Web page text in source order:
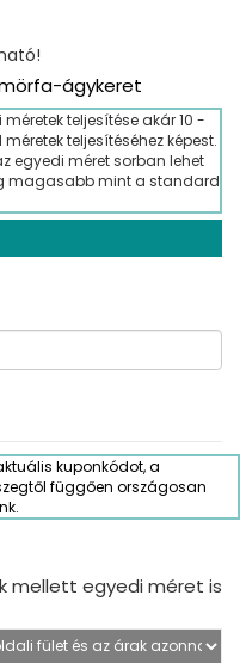
ágykeret
teljesítése akár 10 -
teljesítéséhez képest.
egyedi méret sorban lehet
magasabb mint a standard
kuponkódot, a
függően országosan
mellett egyedi méret is